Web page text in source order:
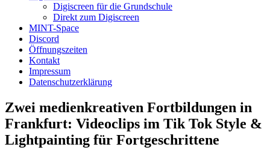
Digiscreen für die Grundschule
Direkt zum Digiscreen
MINT-Space
Discord
Öffnungszeiten
Kontakt
Impressum
Datenschutzerklärung
Zwei medienkreativen Fortbildungen in
Frankfurt: Videoclips im Tik Tok Style &
Lightpainting für Fortgeschrittene